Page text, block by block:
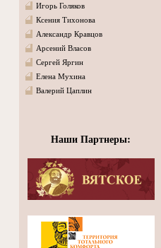
Игорь Голяков
Ксения Тихонова
Александр Кравцов
Арсений Власов
Сергей Яргин
Елена Мухина
Валерий Цаплин
Наши Партнеры: